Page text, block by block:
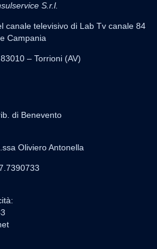
S.r.l.
canale televisivo di Lab Tv canale 84
Campania
– Torrioni (AV)
di Benevento
Oliviero Antonella